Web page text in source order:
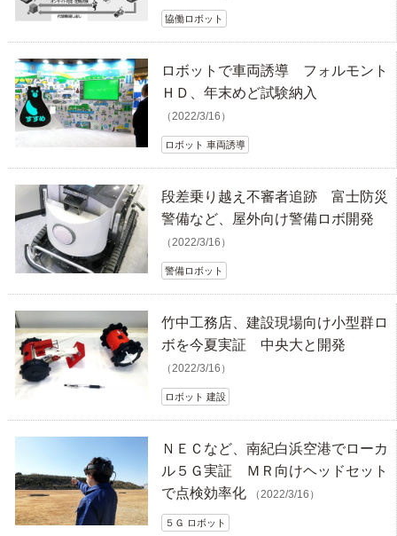
協働ロボット
ロボットで車両誘導 フォルモント
ＨＤ、年末めど試験納入
（2022/3/16）
ロボット 車両誘導
段差乗り越え不審者追跡 富士防災
警備など、屋外向け警備ロボ開発
（2022/3/16）
警備ロボット
竹中工務店、建設現場向け小型群ロ
ボを今夏実証 中央大と開発
（2022/3/16）
ロボット 建設
ＮＥＣなど、南紀白浜空港でローカ
ル５Ｇ実証 ＭＲ向けヘッドセット
で点検効率化
（2022/3/16）
５Ｇ ロボット